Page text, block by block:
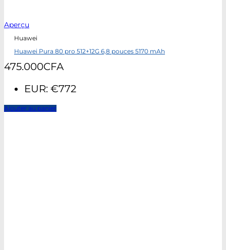
Aperçu
Huawei
Huawei Pura 80 pro 512+12G 6,8 pouces 5170 mAh
475.000CFA
EUR: €772
Ajouter au panier